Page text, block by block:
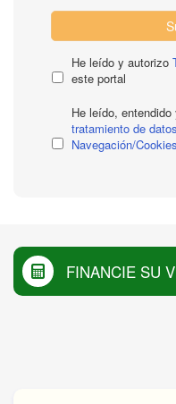
He leído y autorizo
este portal
He leído,
tratamiento de datos
Navegación/
FINANCIE SU